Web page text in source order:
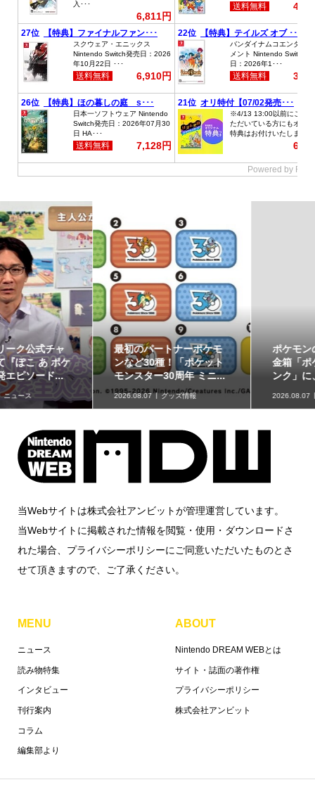
最初のパートナーポケモ
ンなど30種！「ポケット
モンスター30周年 ミニ...
2026.08.07 グッズ情報
ポケモンの姿のソフビ貯
金箱「ポケモンコインバ
ンク」に、ゲンガーな...
2026.08.07 グッズ情報
当Webサイトは株式会社アンビットが管理運営しています。
当Webサイトに掲載された情報を閲覧・使用・ダウンロードさ
れた場合、プライバシーポリシーにご同意いただいたものとさ
せて頂きますので、ご了承ください。
MENU
ニュース
読み物特集
インタビュー
刊行案内
コラム
編集部より
ABOUT
Nintendo DREAM WEBとは
サイト・誌面の著作権
プライバシーポリシー
株式会社アンビット